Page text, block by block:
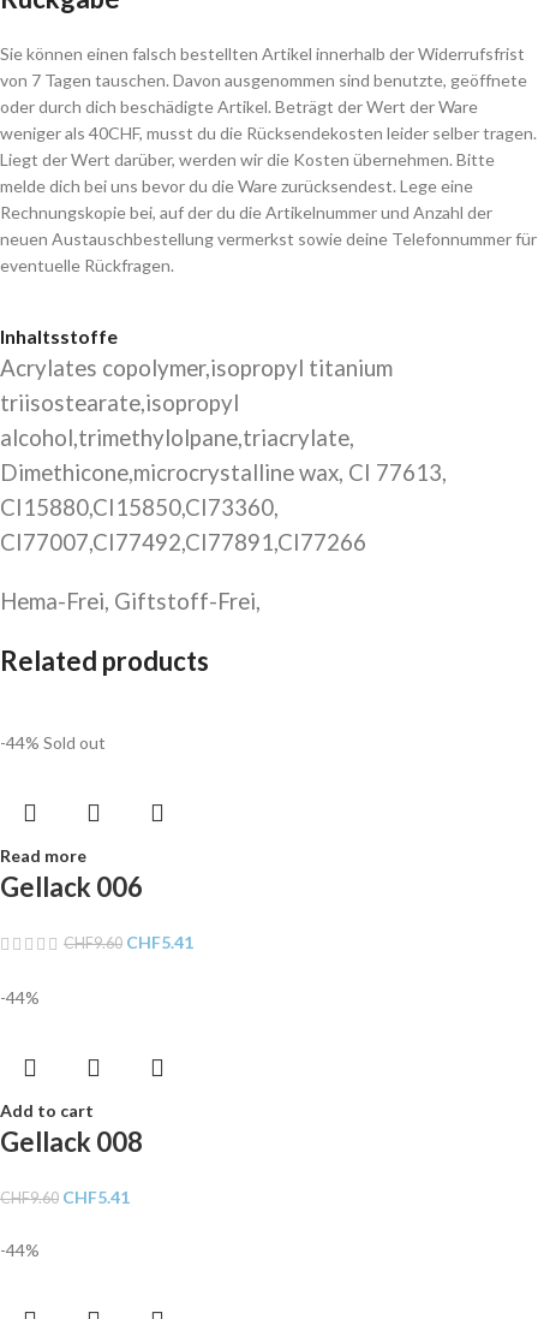
Sie können einen falsch bestellten Artikel innerhalb der Widerrufsfrist
von 7 Tagen tauschen. Davon ausgenommen sind benutzte, geöffnete
oder durch dich beschädigte Artikel. Beträgt der Wert der Ware
weniger als 40CHF, musst du die Rücksendekosten leider selber tragen.
Liegt der Wert darüber, werden wir die Kosten übernehmen. Bitte
melde dich bei uns bevor du die Ware zurücksendest. Lege eine
Rechnungskopie bei, auf der du die Artikelnummer und Anzahl der
neuen Austauschbestellung vermerkst sowie deine Telefonnummer für
eventuelle Rückfragen.
Inhaltsstoffe
Acrylates copolymer,isopropyl titanium
triisostearate,isopropyl
alcohol,trimethylolpane,triacrylate,
Dimethicone,microcrystalline wax, CI 77613,
CI15880,CI15850,CI73360,
CI77007,CI77492,CI77891,CI77266
Hema-Frei, Giftstoff-Frei,
Related products
-44% Sold out
Read more
Gellack 006
CHF9.60 CHF5.41
-44%
Add to cart
Gellack 008
CHF9.60 CHF5.41
-44%